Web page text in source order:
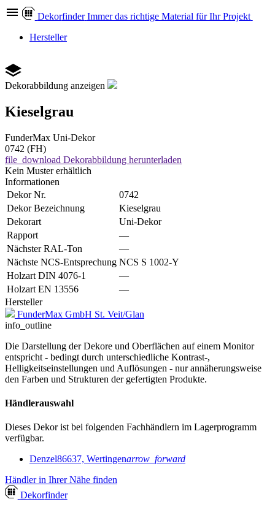
Dekorfinder Immer das richtige Material für Ihr Projekt
Hersteller
Dekorabbildung anzeigen
Kieselgrau
FunderMax Uni-Dekor
0742 (FH)
file_download Dekorabbildung herunterladen
Kein Muster erhältlich
Informationen
Dekor Nr.
0742
Dekor Bezeichnung
Kieselgrau
Dekorart
Uni-Dekor
Rapport
—
Nächster RAL-Ton
—
Nächste NCS-Entsprechung NCS S 1002-Y
Holzart DIN 4076-1
—
Holzart EN 13556
—
Hersteller
FunderMax GmbH St. Veit/Glan
info_outline
Die Darstellung der Dekore und Oberflächen auf einem Monitor
entspricht - bedingt durch unterschiedliche Kontrast-,
Helligkeitseinstellungen und Auflösungen - nur annäherungsweise
den Farben und Strukturen der gefertigten Produkte.
Händlerauswahl
Dieses Dekor ist bei folgenden Fachhändlern im Lagerprogramm
verfügbar.
Denzel86637, Wertingenarrow_forward
Händler in Ihrer Nähe finden
Dekorfinder